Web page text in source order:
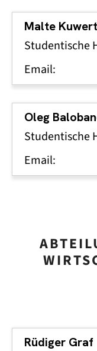
Malte Kuwert
Studentische
Email:
Oleg
Studentische
Email:
Rüdiger Graf